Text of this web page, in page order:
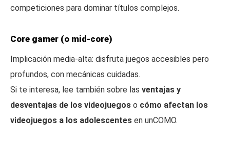
competiciones para dominar títulos complejos.
Core gamer (o mid-core)
Implicación media-alta: disfruta juegos accesibles pero
profundos, con mecánicas cuidadas.
Si te interesa, lee también sobre las ventajas y
desventajas de los videojuegos o cómo afectan los
videojuegos a los adolescentes en unCOMO.